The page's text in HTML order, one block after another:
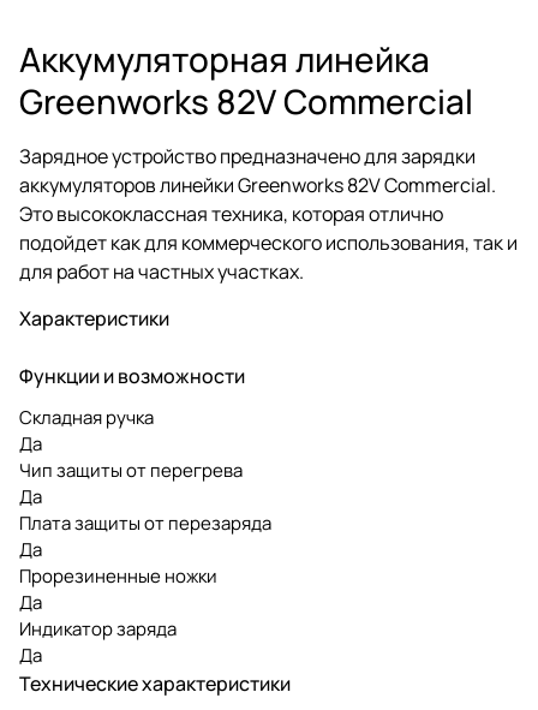
Аккумуляторная линейка
Greenworks 82V Commercial
Зарядное устройство предназначено для зарядки
аккумуляторов линейки Greenworks 82V Commercial.
Это высококлассная техника, которая отлично
подойдет как для коммерческого использования, так и
для работ на частных участках.
Характеристики
Функции и возможности
Складная ручка
Да
Чип защиты от перегрева
Да
Плата защиты от перезаряда
Да
Прорезиненные ножки
Да
Индикатор заряда
Да
Технические характеристики